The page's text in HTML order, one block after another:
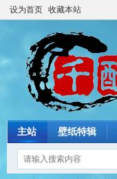
设为首页 收藏本站
主站 壁纸特辑